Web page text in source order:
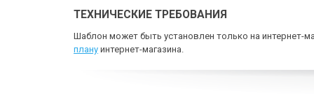
ТЕХНИЧЕСКИЕ ТРЕБОВАНИЯ
Шаблон может быть установлен только на интернет-
плану интернет-магазина.